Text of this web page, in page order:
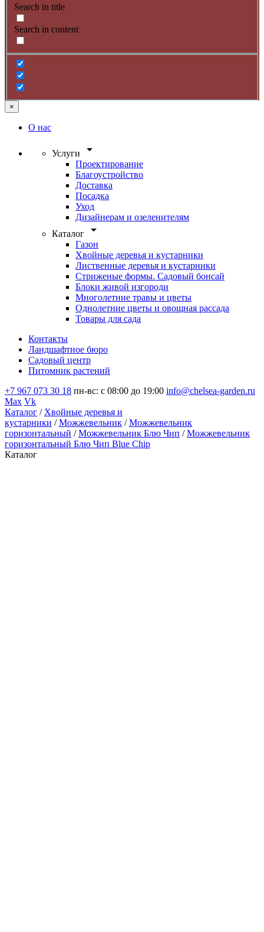
Search in title
Search in content
×
О нас
Услуги arrow_drop_down
Проектирование
Благоустройство
Доставка
Посадка
Уход
Дизайнерам и озеленителям
Каталог
arrow_drop_down
Газон
Хвойные деревья и кустарники
Лиственные деревья и кустарники
Стриженые формы. Садовый бонсай
Блоки живой изгороди
Многолетние травы и цветы
Однолетние цветы и овощная рассада
Товары для сада
Контакты
Ландшафтное бюро
Садовый центр
Питомник растений
+7 967 073 30 18 пн-вс: с 08:00 до 19:00 info@chelsea-garden.ru
Max Vk
Каталог / Хвойные деревья и
кустарники /Можжевельник /Можжевельник
горизонтальный /Можжевельник Блю Чип /Можжевельник
горизонтальный Блю Чип Blue Chip
Каталог